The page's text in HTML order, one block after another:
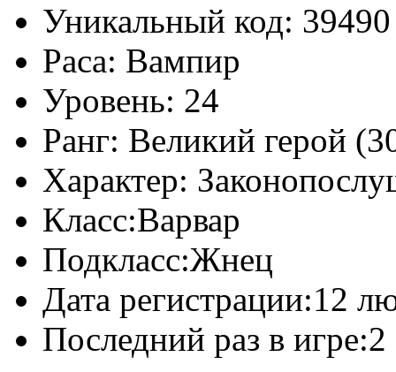
Уникальный код: 39490
Раса: Вампир
Уровень: 24
Ранг: Великий герой
Характер:
Класс:Варвар
Подкласс:Жнец
Дата регистрации:12
Последний раз в игре:2